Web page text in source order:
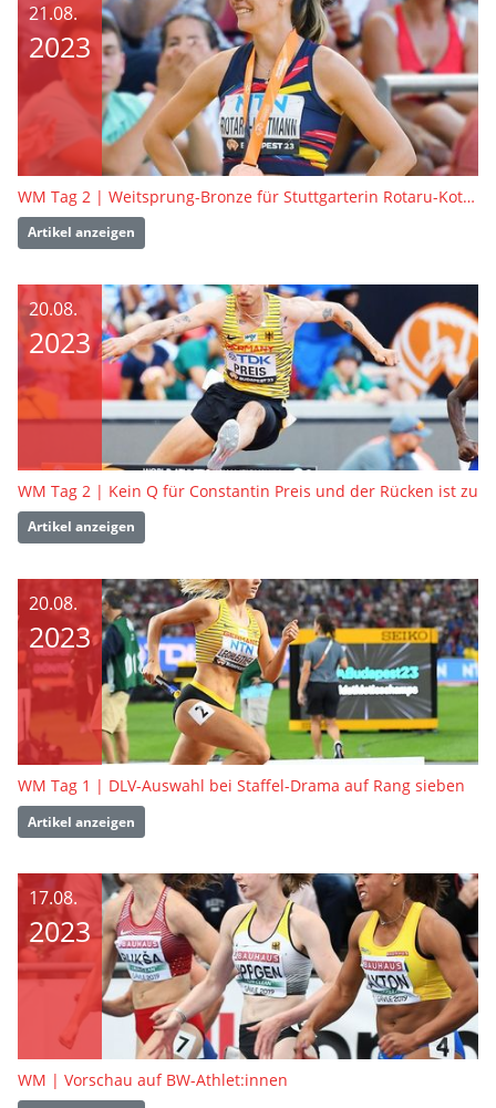
21.08.
2023
WM Tag 2 | Weitsprung-Bronze für Stuttgarterin Rotaru-Kottmann
Artikel anzeigen
20.08.
2023
WM Tag 2 | Kein Q für Constantin Preis und der Rücken ist zu
Artikel anzeigen
20.08.
2023
WM Tag 1 | DLV-Auswahl bei Staffel-Drama auf Rang sieben
Artikel anzeigen
17.08.
2023
WM | Vorschau auf BW-Athlet:innen